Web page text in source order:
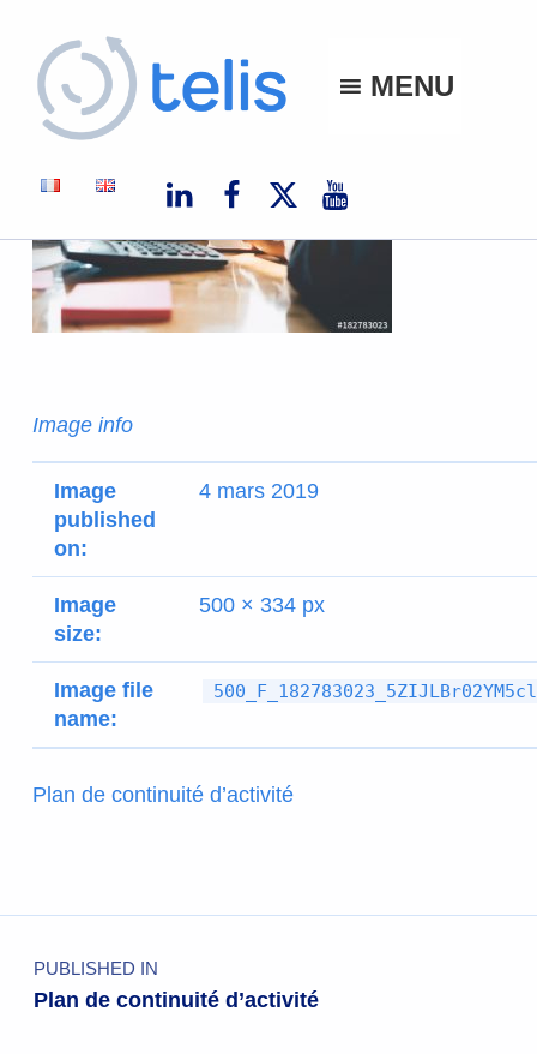
MENU
Image info
Image
published
on:
4 mars 2019
Image
size:
500 × 334 px
Image file
name:
Plan de continuité d’activité
PUBLISHED IN
Plan de continuité d’activité